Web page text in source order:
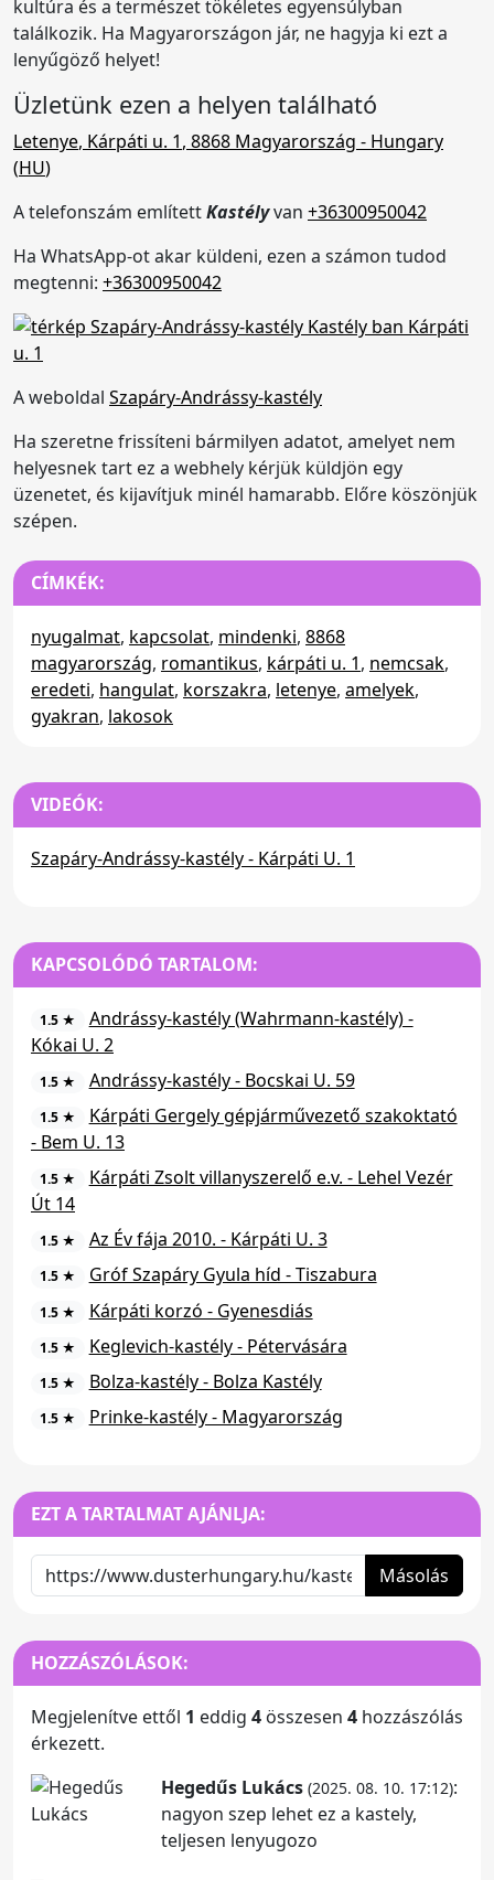
kultúra és a természet tökéletes egyensúlyban
találkozik. Ha Magyarországon jár, ne hagyja ki ezt a
lenyűgöző helyet!
Üzletünk ezen a helyen található
Letenye, Kárpáti u. 1, 8868 Magyarország - Hungary
(HU)
A telefonszám említettKastélyvan +36300950042
Ha WhatsApp-ot akar küldeni, ezen a számon tudod
megtenni: +36300950042
A weboldal Szapáry-Andrássy-kastély
Ha szeretne frissíteni bármilyen adatot, amelyet nem
helyesnek tart ez a webhely kérjük küldjön egy
üzenetet, és kijavítjuk minél hamarabb. Előre köszönjük
szépen.
CÍMKÉK:
nyugalmat, kapcsolat, mindenki, 8868
magyarország, romantikus, kárpáti u. 1, nemcsak,
eredeti, hangulat, korszakra, letenye, amelyek,
gyakran, lakosok
VIDEÓK:
Szapáry-Andrássy-kastély - Kárpáti U. 1
KAPCSOLÓDÓ TARTALOM:
1.5 ★
Andrássy-kastély (Wahrmann-kastély) -
Kókai U. 2
1.5 ★ Andrássy-kastély - Bocskai U. 59
1.5 ★
Kárpáti Gergely gépjárművezető szakoktató
- Bem U. 13
1.5 ★
Kárpáti Zsolt villanyszerelő e.v. - Lehel Vezér
Út 14
1.5 ★ Az Év fája 2010. - Kárpáti U. 3
1.5 ★ Gróf Szapáry Gyula híd - Tiszabura
1.5 ★ Kárpáti korzó - Gyenesdiás
1.5 ★ Keglevich-kastély - Pétervására
1.5 ★ Bolza-kastély - Bolza Kastély
1.5 ★ Prinke-kastély - Magyarország
EZT A TARTALMAT AJÁNLJA:
Másolás
HOZZÁSZÓLÁSOK:
Megjelenítve ettől 1 eddig 4 összesen 4 hozzászólás
érkezett.
Hegedűs Lukács (2025. 08. 10. 17:12):
nagyon szep lehet ez a kastely,
teljesen lenyugozo